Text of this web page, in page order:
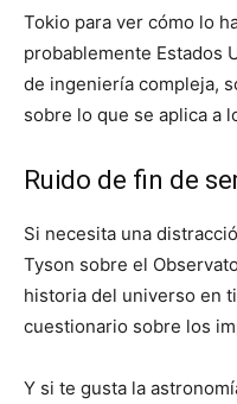
Tokio para ver cómo lo
probablemente Estados
de ingeniería compleja,
sobre lo que se aplica a
Ruido de fin de
Si necesita una
Tyson sobre el
historia del universo en
cuestionario sobre los
Y si te gusta la